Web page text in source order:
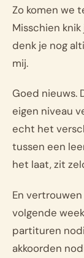
Zo komen we
Misschien
denk je nog
mij.
Goed nieuws.
eigen niveau
echt het
tussen een
het laat, zit
En
volgende
partituren
akkoorden